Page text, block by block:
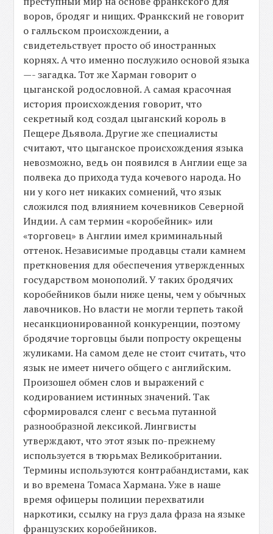
воров, бродяг и нищих. Франкский не говорит
о галльском происхождении, а
свидетельствует просто об иностранных
корнях. А что именно послужило основой языка
—- загадка. Тот же Харман говорит о
цыганской родословной. А самая красочная
история происхождения говорит, что
секретный код создал цыганский король в
Пещере Дьявола. Другие же специалисты
считают, что цыганское происхождения языка
невозможно, ведь он появился в Англии еще за
полвека до прихода туда кочевого народа. Но
ни у кого нет никаких сомнений, что язык
сложился под влиянием кочевников Северной
Индии. А сам термин «коробейник» или
«торговец» в Англии имел криминальный
оттенок. Независимые продавцы стали камнем
преткновения для обеспечения утвержденных
государством монополий. У таких бродячих
коробейников были ниже цены, чем у обычных
лавочников. Но власти не могли терпеть такой
несанкционированной конкуренции, поэтому
бродячие торговцы были попросту окрещены
жуликами. На самом деле не стоит считать, что
язык не имеет ничего общего с английским.
Произошел обмен слов и выражений с
кодированием истинных значений. Так
сформировался сленг с весьма путанной
разнообразной лексикой. Лингвисты
утверждают, что этот язык по-прежнему
используется в тюрьмах Великобритании.
Термины используются контрабандистами, как
и во времена Томаса Хармана. Уже в наше
время офицеры полиции перехватили
наркотики, ссылку на груз дала фраза на языке
французских коробейников.